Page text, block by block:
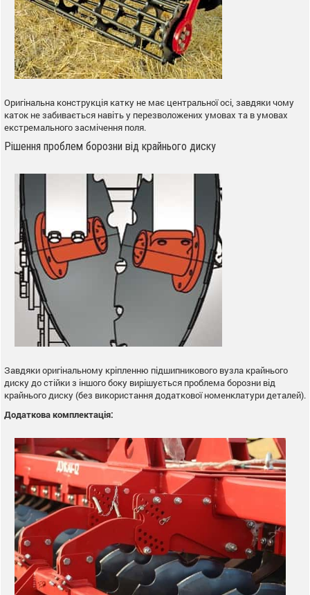
Оригінальна конструкція катку не має центральної осі, завдяки чому
каток не забивається навіть у перезволожених умовах та в умовах
екстремального засмічення поля.
Рішення проблем борозни від крайнього диску
Завдяки оригінальному кріпленню підшипникового вузла крайнього
диску до стійки з іншого боку вирішується проблема борозни від
крайнього диску (без використання додаткової номенклатури деталей).
Додаткова комплектація: